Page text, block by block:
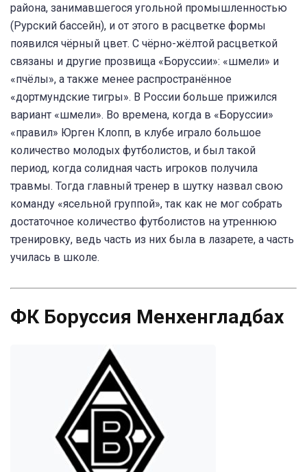
района, занимавшегося угольной промышленностью
(Рурский бассейн), и от этого в расцветке формы
появился чёрный цвет. С чёрно-жёлтой расцветкой
связаны и другие прозвища «Боруссии»: «шмели» и
«пчёлы», а также менее распространённое
«дортмундские тигры». В России больше прижился
вариант «шмели». Во времена, когда в «Боруссии»
«правил» Юрген Клопп, в клубе играло большое
количество молодых футболистов, и был такой
период, когда солидная часть игроков получила
травмы. Тогда главный тренер в шутку назвал свою
команду «ясельной группой», так как не мог собрать
достаточное количество футболистов на утреннюю
тренировку, ведь часть из них была в лазарете, а часть
училась в школе.
ФК Боруссия Менхенгладбах